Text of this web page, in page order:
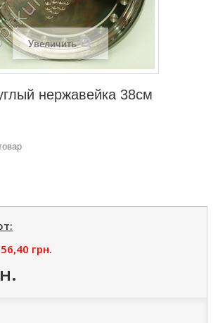
Увеличить
нержавейка 38см
56,40 грн.